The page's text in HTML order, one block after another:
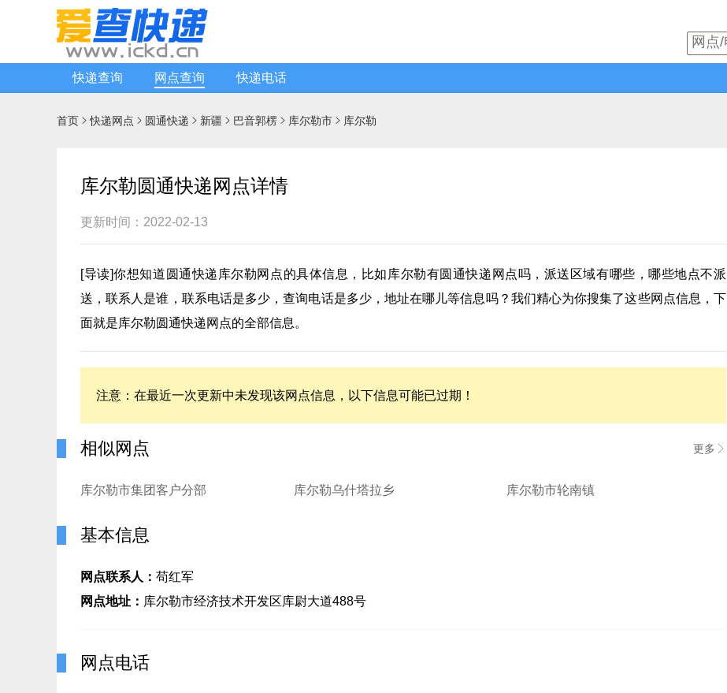
快递查询 网点查询 快递电话
首页 快递网点  圆通快递  新疆  巴音郭楞  库尔勒市  库尔勒
库尔勒圆通快递网点详情
更新时间：2022-02-13
[导读]你想知道 圆通快递 库尔勒网点的具体信息，比如库尔勒有圆通快递 网点吗，派送区域有哪些，哪些地点不派
送，联系人是谁，联系电话是多少，查询电话是多少，地址在哪儿等信息吗？我们精心为你搜集了这些网点信息，下
面就是库尔勒圆通快递网点的全部信息。
注意：在最近一次更新中未发现该网点信息，以下信息可能已过期！
相似网点 更多 
库尔勒市集团客户分部 库尔勒乌什塔拉乡 库尔勒市轮南镇
基本信息
网点联系人： 苟红军
网点地址： 库尔勒市经济技术开发区库尉大道488号
网点电话